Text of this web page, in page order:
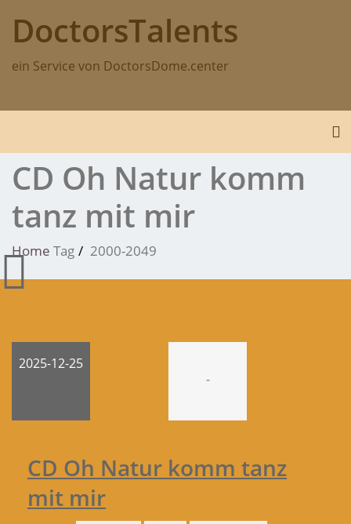
content
DoctorsTalents
ein Service von DoctorsDome.center
CD Oh Natur komm
tanz mit mir
Home Tag 2000-2049
2025-12-25
-
CD Oh Natur komm tanz
mit mir